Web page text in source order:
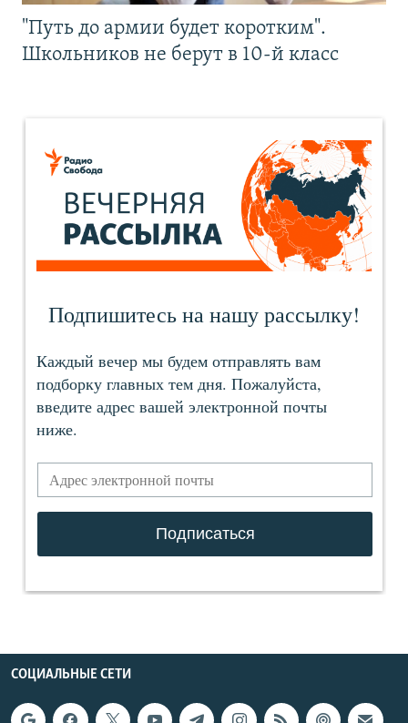
"Путь до армии будет коротким".
Школьников не берут в 10-й класс
СОЦИАЛЬНЫЕ СЕТИ